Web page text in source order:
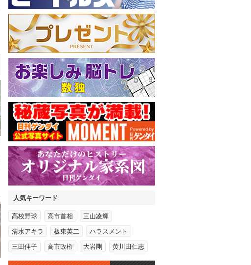
人気キーワード
高校野球 高市首相 三山凌輝
清水アキラ 板東英二 ハラスメント
三田佳子 高市政権 大岩剛 黄川田仁志